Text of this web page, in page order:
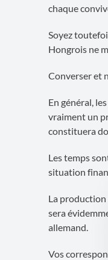
chaque
Soyez
Hongrois ne
Converser et
En général,
vraiment un
constituera
Les temps
situation
La production
sera
allemand.
Vos